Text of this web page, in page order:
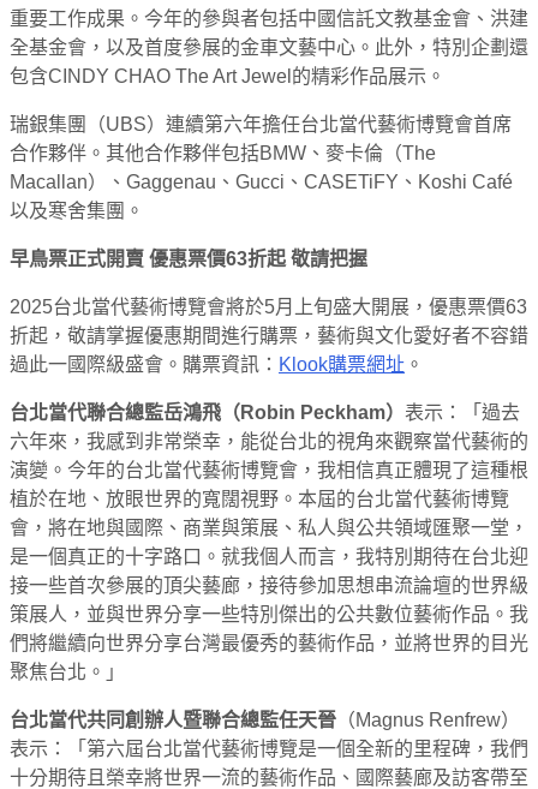
重要工作成果。今年的參與者包括中國信託文教基金會、洪建
全基金會，以及首度參展的金車文藝中心。此外，特別企劃還
包含CINDY CHAO The Art Jewel的精彩作品展示。
瑞銀集團（UBS）連續第六年擔任台北當代藝術博覽會首席
合作夥伴。其他合作夥伴包括BMW、麥卡倫（The
Macallan）、Gaggenau、Gucci、CASETiFY、Koshi Café
以及寒舍集團。
早鳥票正式開賣 優惠票價63折起 敬請把握
2025台北當代藝術博覽會將於5月上旬盛大開展，優惠票價63
折起，敬請掌握優惠期間進行購票，藝術與文化愛好者不容錯
過此一國際級盛會。購票資訊： Klook購票網址 。
台北當代聯合總監岳鴻飛（Robin Peckham） 表示：「過去
六年來，我感到非常榮幸，能從台北的視角來觀察當代藝術的
演變。今年的台北當代藝術博覽會，我相信真正體現了這種根
植於在地、放眼世界的寬闊視野。本屆的台北當代藝術博覽
會，將在地與國際、商業與策展、私人與公共領域匯聚一堂，
是一個真正的十字路口。就我個人而言，我特別期待在台北迎
接一些首次參展的頂尖藝廊，接待參加思想串流論壇的世界級
策展人，並與世界分享一些特別傑出的公共數位藝術作品。我
們將繼續向世界分享台灣最優秀的藝術作品，並將世界的目光
聚焦台北。」
台北當代共同創辦人暨聯合總監任天晉 （Magnus Renfrew）
表示：「第六屆台北當代藝術博覽是一個全新的里程碑，我們
十分期待且榮幸將世界一流的藝術作品、國際藝廊及訪客帶至